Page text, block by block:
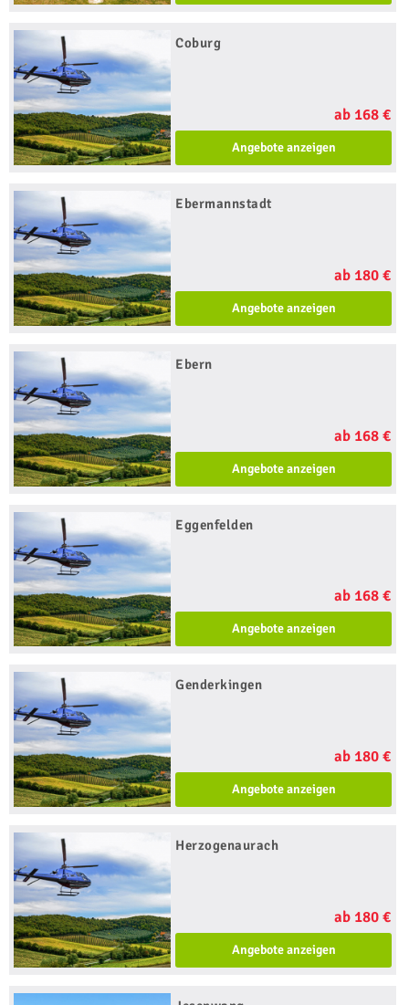
Coburg
ab 168 €
Angebote anzeigen
Ebermannstadt
ab 180 €
Angebote anzeigen
Ebern
ab 168 €
Angebote anzeigen
Eggenfelden
ab 168 €
Angebote anzeigen
Genderkingen
ab 180 €
Angebote anzeigen
Herzogenaurach
ab 180 €
Angebote anzeigen